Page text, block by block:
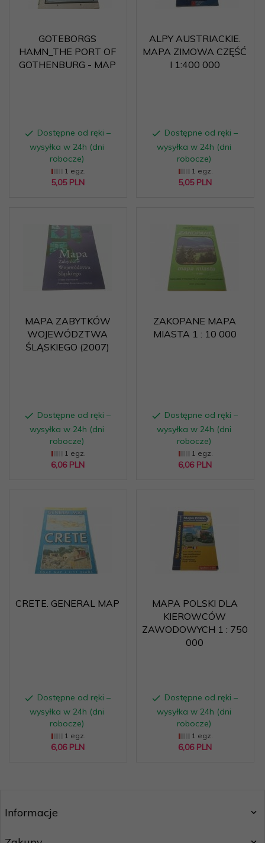
GOTEBORGS
HAMN_THE PORT OF
GOTHENBURG - MAP
Dostępne od ręki –
wysyłka w 24h (dni
robocze)
1 egz.
5,05 PLN
ALPY AUSTRIACKIE.
MAPA ZIMOWA CZĘŚĆ
I 1:400 000
Dostępne od ręki –
wysyłka w 24h (dni
robocze)
1 egz.
5,05 PLN
MAPA ZABYTKÓW
WOJEWÓDZTWA
ŚLĄSKIEGO (2007)
Dostępne od ręki –
wysyłka w 24h (dni
robocze)
1 egz.
6,06 PLN
ZAKOPANE MAPA
MIASTA 1 : 10 000
Dostępne od ręki –
wysyłka w 24h (dni
robocze)
1 egz.
6,06 PLN
CRETE. GENERAL MAP
Dostępne od ręki –
wysyłka w 24h (dni
robocze)
1 egz.
6,06 PLN
MAPA POLSKI DLA
KIEROWCÓW
ZAWODOWYCH 1 : 750
000
Dostępne od ręki –
wysyłka w 24h (dni
robocze)
1 egz.
6,06 PLN
Informacje